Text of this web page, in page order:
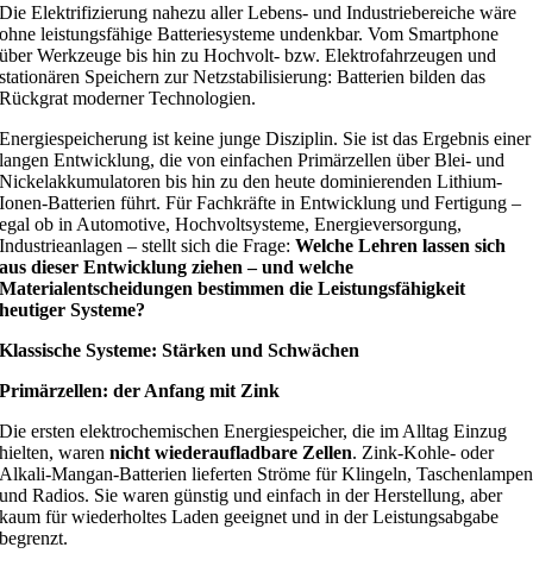
Die Elektrifizierung nahezu aller Lebens- und Industriebereiche wäre
ohne leistungsfähige Batteriesysteme undenkbar. Vom Smartphone
über Werkzeuge bis hin zu Hochvolt- bzw. Elektrofahrzeugen und
stationären Speichern zur Netzstabilisierung: Batterien bilden das
Rückgrat moderner Technologien.
Energiespeicherung ist keine junge Disziplin. Sie ist das Ergebnis einer
langen Entwicklung, die von einfachen Primärzellen über Blei- und
Nickelakkumulatoren bis hin zu den heute dominierenden Lithium-
Ionen-Batterien führt. Für Fachkräfte in Entwicklung und Fertigung –
egal ob in Automotive, Hochvoltsysteme, Energieversorgung,
Industrieanlagen – stellt sich die Frage:Welche Lehren lassen sich
aus dieser Entwicklung ziehen – und welche
Materialentscheidungen bestimmen die Leistungsfähigkeit
heutiger Systeme?
Klassische Systeme: Stärken und Schwächen
Primärzellen: der Anfang mit Zink
Die ersten elektrochemischen Energiespeicher, die im Alltag Einzug
hielten, warennicht wiederaufladbare Zellen. Zink-Kohle- oder
Alkali-Mangan-Batterien lieferten Ströme für Klingeln, Taschenlampen
und Radios. Sie waren günstig und einfach in der Herstellung, aber
kaum für wiederholtes Laden geeignet und in der Leistungsabgabe
begrenzt.